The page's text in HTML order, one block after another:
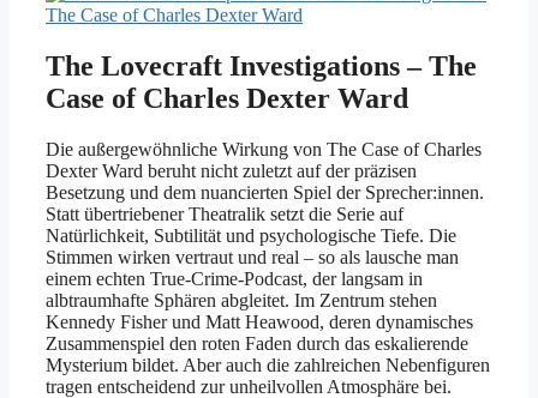
The Lovecraft Investigations – The
Case of Charles Dexter Ward
Die außergewöhnliche Wirkung von The Case of Charles
Dexter Ward beruht nicht zuletzt auf der präzisen
Besetzung und dem nuancierten Spiel der Sprecher:innen.
Statt übertriebener Theatralik setzt die Serie auf
Natürlichkeit, Subtilität und psychologische Tiefe. Die
Stimmen wirken vertraut und real – so als lausche man
einem echten True-Crime-Podcast, der langsam in
albtraumhafte Sphären abgleitet. Im Zentrum stehen
Kennedy Fisher und Matt Heawood, deren dynamisches
Zusammenspiel den roten Faden durch das eskalierende
Mysterium bildet. Aber auch die zahlreichen Nebenfiguren
tragen entscheidend zur unheilvollen Atmosphäre bei.